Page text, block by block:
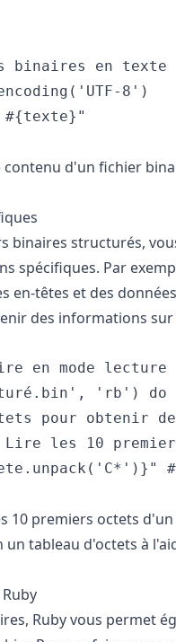
binaires en texte
8')
contenu d'un fichier
binaires structurés,
spécifiques. Par
en-têtes et des
des informations
en mode lecture
'rb')
pour obtenir
les 10
10 premiers octets
tableau d'octets à
Ruby vous permet